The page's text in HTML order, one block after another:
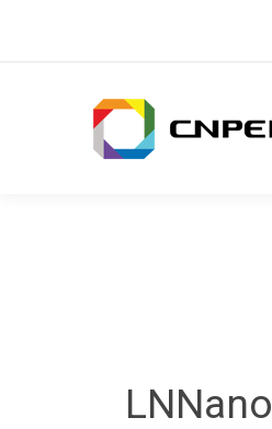
LNNano